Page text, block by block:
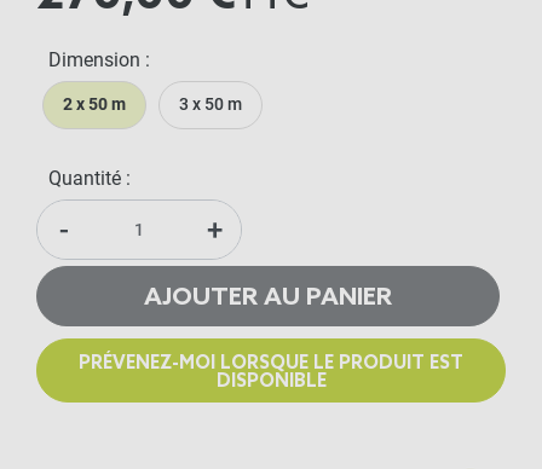
Dimension :
2 x 50 m 3 x 50 m
Quantité :
- +
AJOUTER AU PANIER
PRÉVENEZ-MOI LORSQUE LE PRODUIT EST
DISPONIBLE